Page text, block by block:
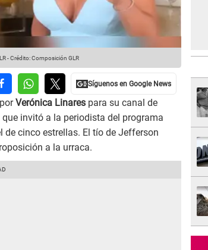
-Crédito: Composición GLR
Verónica Linares para su canal de
invitó a la periodista del programa
de cinco estrellas. El tío de Jefferson
a la urraca.